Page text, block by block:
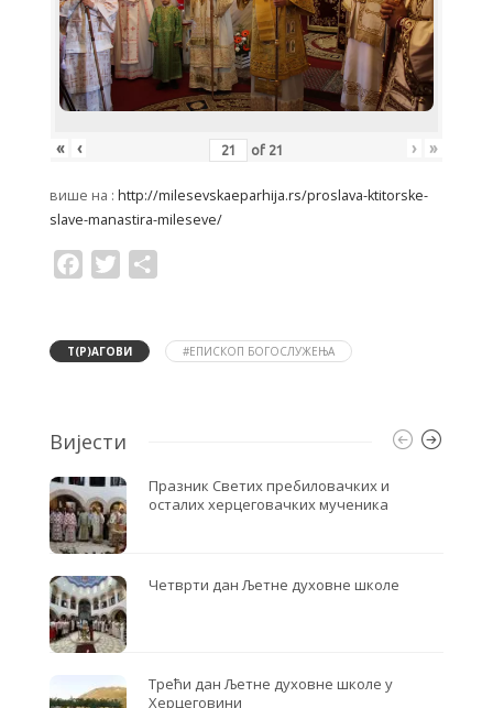
« ‹ of 21 › »
више на : http://milesevskaeparhija.rs/proslava-ktitorske-
slave-manastira-mileseve/
a
o
T
w
e
Т(Р)АГОВИ #ЕПИСКОП БОГОСЛУЖЕЊА
Вијести
Празник Светих пребиловачких и
осталих херцеговачких мученика
Четврти дан Љетне духовне школе
Трећи дан Љетне духовне школе у
Херцеговини